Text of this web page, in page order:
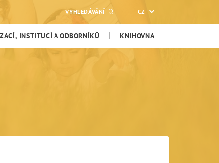
VYHLEDÁVÁNÍ CZ
INSTITUCÍ A ODBORNÍKŮ KNIHOVNA